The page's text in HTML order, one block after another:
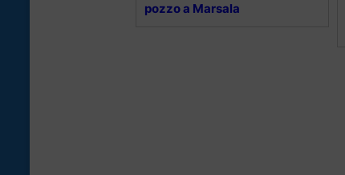
pozzo a Marsala